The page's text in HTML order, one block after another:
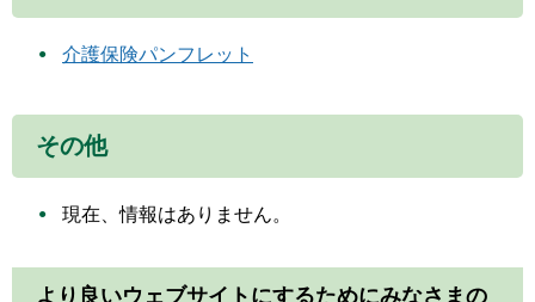
介護保険パンフレット
その他
現在、情報はありません。
より良いウェブサイトにするためにみなさまの